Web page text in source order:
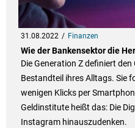
31.08.2022 Finanzen
Wie der Bankensektor die
Die Generation Z definiert
Bestandteil ihres Alltags. Sie
wenigen Klicks per
Geldinstitute heißt das: Die
Instagram hinauszudenken.